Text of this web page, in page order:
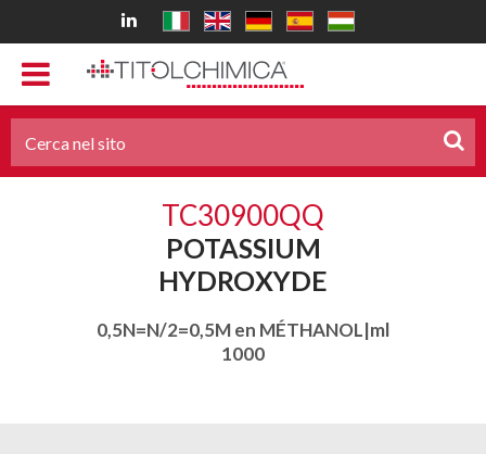
TC30900QQ
POTASSIUM
HYDROXYDE
0,5N=N/2=0,5M en MÉTHANOL|ml
1000